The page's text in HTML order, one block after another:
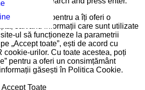
cookie-uri pentru a îți oferi o
salvând informații care sunt utilizate
ul să funcționeze la parametrii
„Accept toate”, ești de acord cu
cookie-urilor. Cu toate acestea, poți
pentru a oferi un consimțământ
găsești în Politica Cookie.
Accept Toate